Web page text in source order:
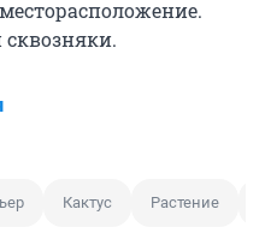
Кактус Растение